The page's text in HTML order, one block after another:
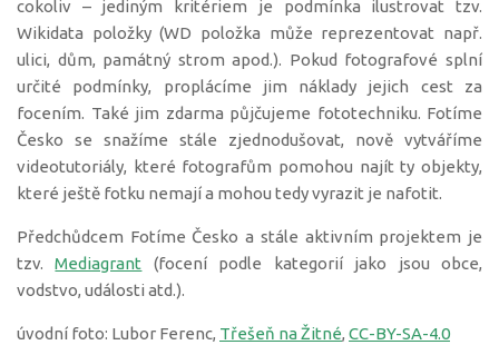
cokoliv – jediným kritériem je podmínka ilustrovat tzv.
Wikidata položky (WD položka může reprezentovat např.
ulici, dům, památný strom apod.). Pokud fotografové splní
určité podmínky, proplácíme jim náklady jejich cest za
focením. Také jim zdarma půjčujeme fototechniku. Fotíme
Česko se snažíme stále zjednodušovat, nově vytváříme
videotutoriály, které fotografům pomohou najít ty objekty,
které ještě fotku nemají a mohou tedy vyrazit je nafotit.
Předchůdcem Fotíme Česko a stále aktivním projektem je
tzv.Mediagrant (focení podle kategorií jako jsou obce,
vodstvo, události atd.).
úvodní foto: Lubor Ferenc, Třešeň na Žitné, CC-BY-SA-4.0